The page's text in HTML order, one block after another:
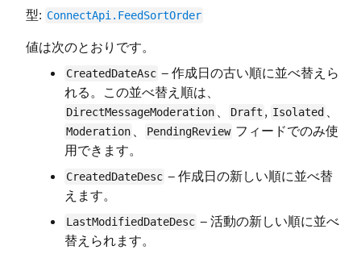
型: ConnectApi.FeedSortOrder
値は次のとおりです。
CreatedDateAsc —作成日の古い順に並べ替えら
れる。この並べ替え順は、
DirectMessageModeration 、 Draft , Isolated 、
Moderation 、 PendingReview フィードでのみ使
用できます。
CreatedDateDesc — 作成日の新しい順に並べ替
えます。
LastModifiedDateDesc — 活動の新しい順に並べ
替えられます。